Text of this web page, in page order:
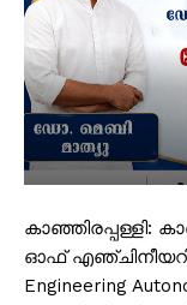
കാഞ്ഞിരപ്പള്ളി:
ഓഫ്
Engineering